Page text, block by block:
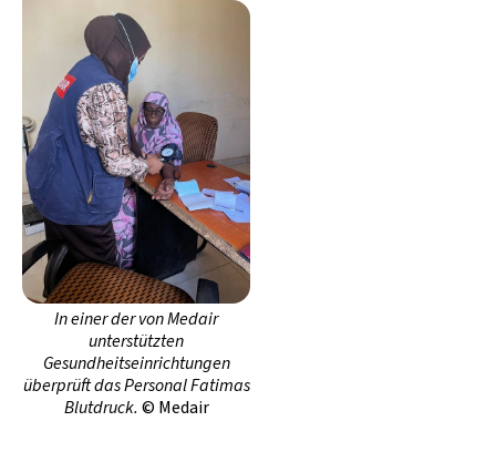
In einer der von Medair
unterstützten
Gesundheitseinrichtungen
überprüft das Personal Fatimas
Blutdruck. © Medair